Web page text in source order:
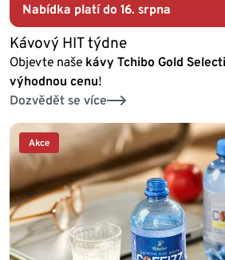
Nabídka platí do 16. srpna
Kávový HIT týdne
Objevte naše kávy Tchibo Gold
výhodnou cenu!
Dozvědět se více
Akce